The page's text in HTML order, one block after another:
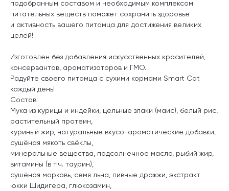
подобранным составом и необходимым комплексом
питательных веществ поможет сохранить здоровье
и активность вашего питомца для достижения великих
целей!
Изготовлен без добавления искусственных красителей,
консервантов, ароматизаторов и ГМО.
Радуйте своего питомца с сухими кормами Smart Cat
каждый день!
Состав:
Мука из курицы и индейки, цельные злаки (маис), белый рис,
растительный протеин,
куриный жир, натуральные вкусо-ароматические добавки,
сушёная мякоть свёклы,
минеральные вещества, подсолнечное масло, рыбий жир,
витамины (в т.ч. таурин),
сушёная морковь, семя льна, пивные дрожжи, экстракт
юкки Шидигера, глюкозамин,